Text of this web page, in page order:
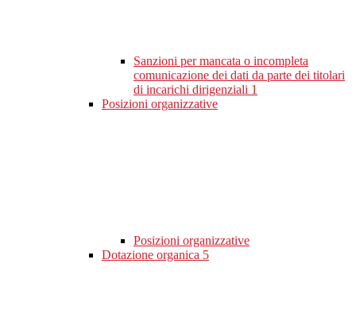
Sanzioni per mancata o incompleta
comunicazione dei dati da parte dei titolari
di incarichi dirigenziali 1
Posizioni organizzative
Posizioni organizzative
Dotazione organica 5